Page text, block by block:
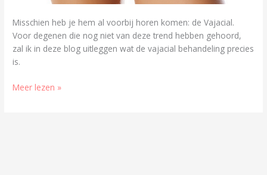
Misschien heb je hem al voorbij horen komen: de Vajacial.
Voor degenen die nog niet van deze trend hebben gehoord,
zal ik in deze blog uitleggen wat de vajacial behandeling precies
is.
Meer lezen »